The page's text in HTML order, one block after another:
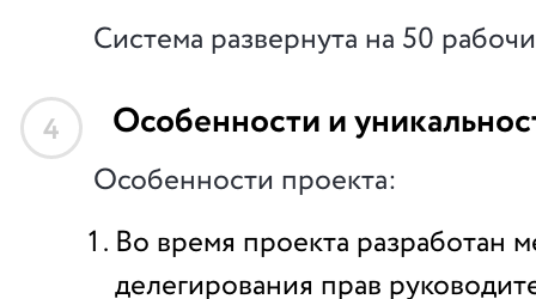
Система развернута на 50
4 Особенности и
Особенности проекта:
Во время проекта разработан
делегирования прав